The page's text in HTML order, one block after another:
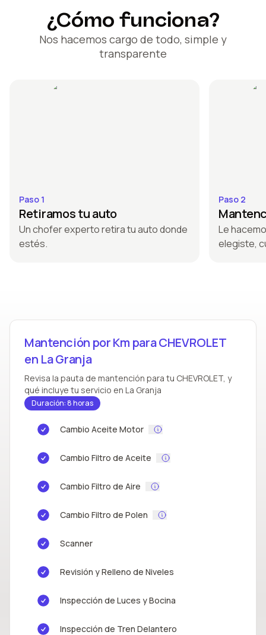
¿Cómo funciona?
Nos hacemos cargo de todo, simple y
transparente
Paso 1
Retiramos tu auto
Un chofer experto retira tu auto donde
estés.
Paso 2
Le
elegiste,
Mantención por Km para CHEVROLET
en La Granja
Revisa la pauta de mantención para tu CHEVROLET, y
qué incluye tu servicio en La Granja
Duración: 8 horas
Cambio Aceite Motor
Cambio Filtro de Aceite
Cambio Filtro de Aire
Cambio Filtro de Polen
Scanner
Revisión y Relleno de Niveles
Inspección de Luces y Bocina
Inspección de Tren Delantero